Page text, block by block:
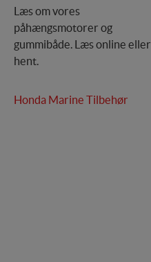
Læs om vores
påhængsmotorer og
gummibåde. Læs online eller
hent.
Honda Marine Tilbehør